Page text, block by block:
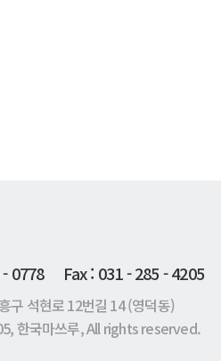
- 0778 Fax : 031 - 285 - 4205
구 석현로 12번길 14 (영덕동)
한국마쓰루, All rights reserved.